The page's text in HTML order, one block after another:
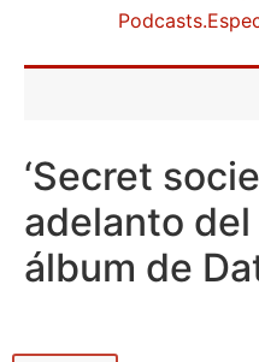
‘Secret
adelanto
álbum de